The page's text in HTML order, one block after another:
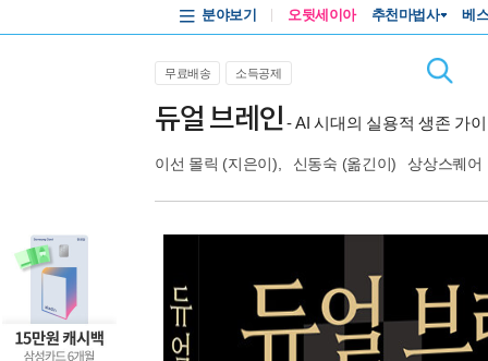
분야보기 오뒷세이아 추천마법사 베
무료배송 소득공제
듀얼 브레인- AI 시대의 실용적 생존 가
이선 몰릭 (지은이), 신동숙 (옮긴이) 상상스퀘어